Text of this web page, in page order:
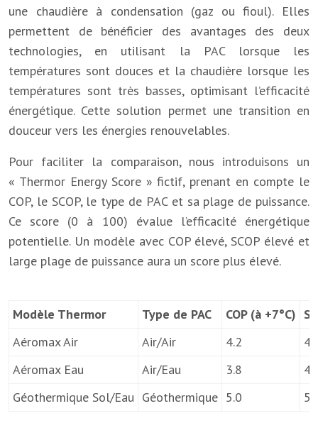
une chaudière à condensation (gaz ou fioul). Elles
permettent de bénéficier des avantages des deux
technologies, en utilisant la PAC lorsque les
températures sont douces et la chaudière lorsque les
températures sont très basses, optimisant l’efficacité
énergétique. Cette solution permet une transition en
douceur vers les énergies renouvelables.
Pour faciliter la comparaison, nous introduisons un
« Thermor Energy Score » fictif, prenant en compte le
COP, le SCOP, le type de PAC et sa plage de puissance.
Ce score (0 à 100) évalue l’efficacité énergétique
potentielle. Un modèle avec COP élevé, SCOP élevé et
large plage de puissance aura un score plus élevé.
Modèle Thermor Type de PAC COP (à +7°C)
Aéromax Air
Air/Air 4.2
Aéromax Eau
Air/Eau 3.8
Géothermique Sol/Eau Géothermique 5.0